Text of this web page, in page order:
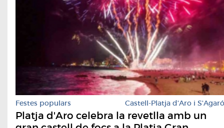
Festes populars Castell-Platja d'Aro i S'Agaró
Platja d'Aro celebra la revetlla amb un